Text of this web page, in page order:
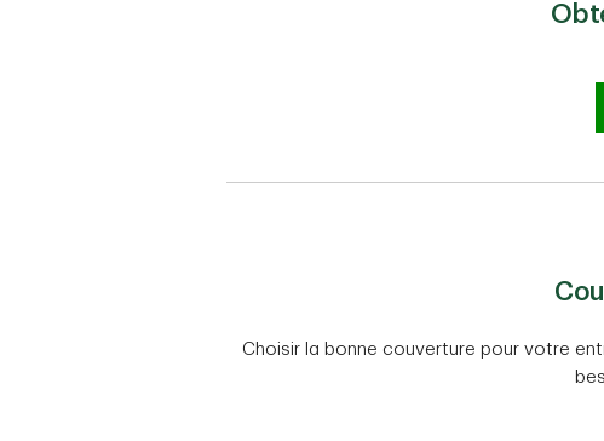
Choisir la bonne couverture pour votre